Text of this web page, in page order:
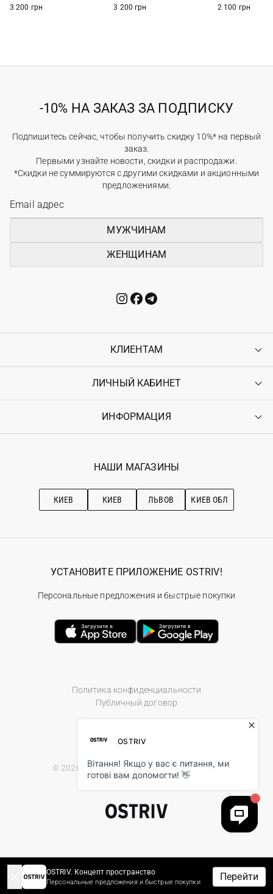
3 200 грн
3 200 грн
2 100 грн
-10% НА ЗАКАЗ ЗА ПОДПИСКУ
Подпишитесь сейчас, чтобы получить скидку 10%* на первый
заказ.
Первыми узнайте новости, скидки и распродажи.
*Скидки не суммируются с другими скидками и акционными
предложениями.
МУЖЧИНАМ
ЖЕНЩИНАМ
КЛИЕНТАМ
Контакты
Возврат
Гарантия
ЛИЧНЫЙ КАБИНЕТ
Войти
Ostriv Club+
ИНФОРМАЦИЯ
Наши магазини
Рекомендации по уходу
НАШИ МАГАЗИНЫ
КИЕВ КИЕВ ЛЬВОВ КИЕВ ОБЛ
Политика конфиденциальности
Публичный договор
© 2026 Ostriv.ua Store. All Rights Reserved.
УСТАНОВИТЕ ПРИЛОЖЕНИЕ OSTRIV!
Персональные предложения и быстрые покупки
OSTRIV. Концепт пространство
Персональные предложения и быстрые покупки Перейти